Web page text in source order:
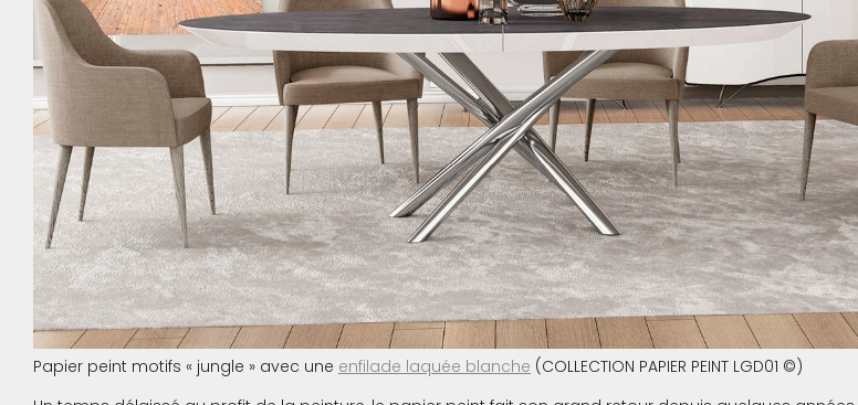
Papier peint motifs « jungle » avec une enfilade laquée blanche (COLLECTION PAPIER PEINT LGD01 ©)